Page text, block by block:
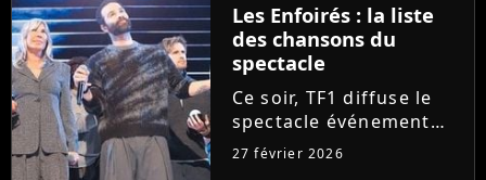
Les Enfoirés : la liste
des chansons du
spectacle
Ce soir, TF1 diffuse le
spectacle événement
des Enfoirés. Quels
27 février 2026